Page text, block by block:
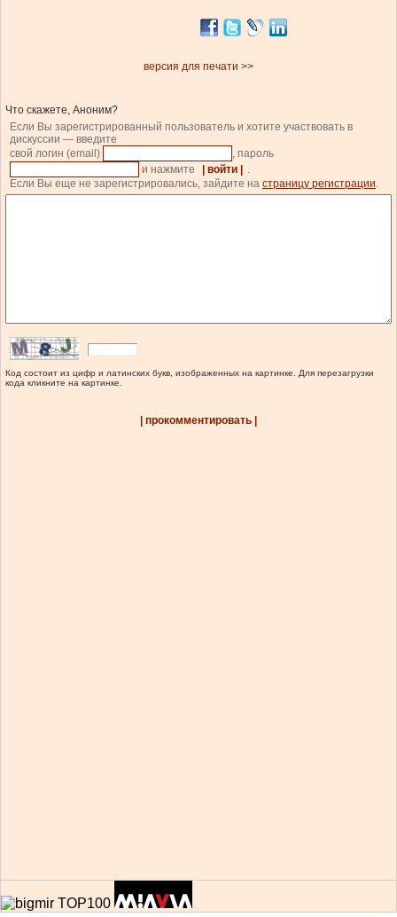
версия для печати >>
Что скажете, Аноним?
Если Вы зарегистрированный пользователь и хотите участвовать в
дискуссии — введите
свой логин (email)
, пароль
и нажмите
| войти |
.
Если Вы еще не зарегистрировались, зайдите на страницу регистрации.
Код состоит из цифр и латинских букв, изображенных на картинке. Для перезагрузки
кода кликните на картинке.
| прокомментировать |